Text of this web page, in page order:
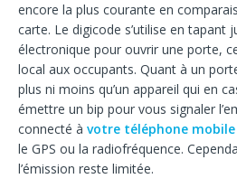
encore la plus courante en
carte. Le digicode s’utilise en tapant
électronique pour ouvrir une porte,
local aux occupants. Quant à un
plus ni moins qu’un appareil qui en
émettre un bip pour vous signaler
connecté à votre téléphone mobile
le GPS ou la radiofréquence.
l’émission reste limitée.